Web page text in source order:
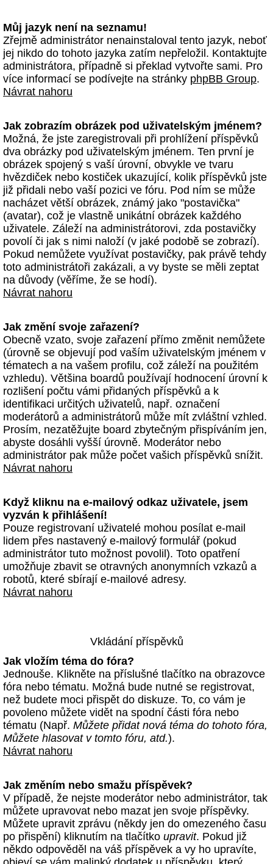
Můj jazyk není na seznamu!
Zřejmě administrátor nenainstaloval tento jazyk, neboť
jej nikdo do tohoto jazyka zatím nepřeložil. Kontaktujte
administrátora, případně si překlad vytvořte sami. Pro
více informací se podívejte na stránky phpBB Group.
Návrat nahoru
Jak zobrazím obrázek pod uživatelským jménem?
Možná, že jste zaregistrovali při prohlížení příspěvků
dva obrázky pod uživatelským jménem. Ten první je
obrázek spojený s vaší úrovní, obvykle ve tvaru
hvězdiček nebo kostiček ukazující, kolik příspěvků jste
již přidali nebo vaší pozici ve fóru. Pod ním se může
nacházet větší obrázek, známý jako "postavička"
(avatar), což je vlastně unikátní obrázek každého
uživatele. Záleží na administrátorovi, zda postavičky
povolí či jak s nimi naloží (v jaké podobě se zobrazí).
Pokud nemůžete využívat postavičky, pak právě tehdy
toto administrátoři zakázali, a vy byste se měli zeptat
na důvody (věříme, že se hodí).
Návrat nahoru
Jak změní svoje zařazení?
Obecně vzato, svoje zařazení přímo změnit nemůžete
(úrovně se objevují pod vaším uživatelským jménem v
tématech a na vašem profilu, což záleží na použitém
vzhledu). Většina boardů používají hodnocení úrovní k
rozlišení počtu vámi přidaných příspěvků a k
identifikaci určitých uživatelů, např. označení
moderátorů a administrátorů může mít zvláštní vzhled.
Prosím, nezatěžujte board zbytečným přispíváním jen,
abyste dosáhli vyšší úrovně. Moderátor nebo
administrátor pak může počet vašich příspěvků snížit.
Návrat nahoru
Když kliknu na e-mailový odkaz uživatele, jsem
vyzván k přihlášení!
Pouze registrovaní uživatelé mohou posílat e-mail
lidem přes nastavený e-mailový formulář (pokud
administrátor tuto možnost povolil). Toto opatření
umožňuje zbavit se otravných anonymních vzkazů a
robotů, které sbírají e-mailové adresy.
Návrat nahoru
Vkládání příspěvků
Jak vložím téma do fóra?
Jednouše. Klikněte na příslušné tlačítko na obrazovce
fóra nebo tématu. Možná bude nutné se registrovat,
než budete moci přispět do diskuze. To, co vám je
povoleno můžete vidět na spodní části fóra nebo
tématu (Např. Můžete přidat nová téma do tohoto fóra,
Můžete hlasovat v tomto fóru, atd.).
Návrat nahoru
Jak změním nebo smažu příspěvek?
V případě, že nejste moderátor nebo administrátor, tak
můžete upravovat nebo mazat jen svoje příspěvky.
Můžete upravit zprávu (někdy jen do omezeného času
po přispění) kliknutím na tlačítko upravit. Pokud již
někdo odpověděl na váš příspěvek a vy ho upravíte,